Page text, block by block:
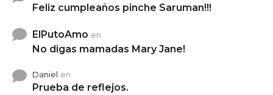
Feliz cumpleaños pinche Saruman!!!
ElPutoAmo en
No digas mamadas Mary Jane!
Daniel en
Prueba de reflejos.